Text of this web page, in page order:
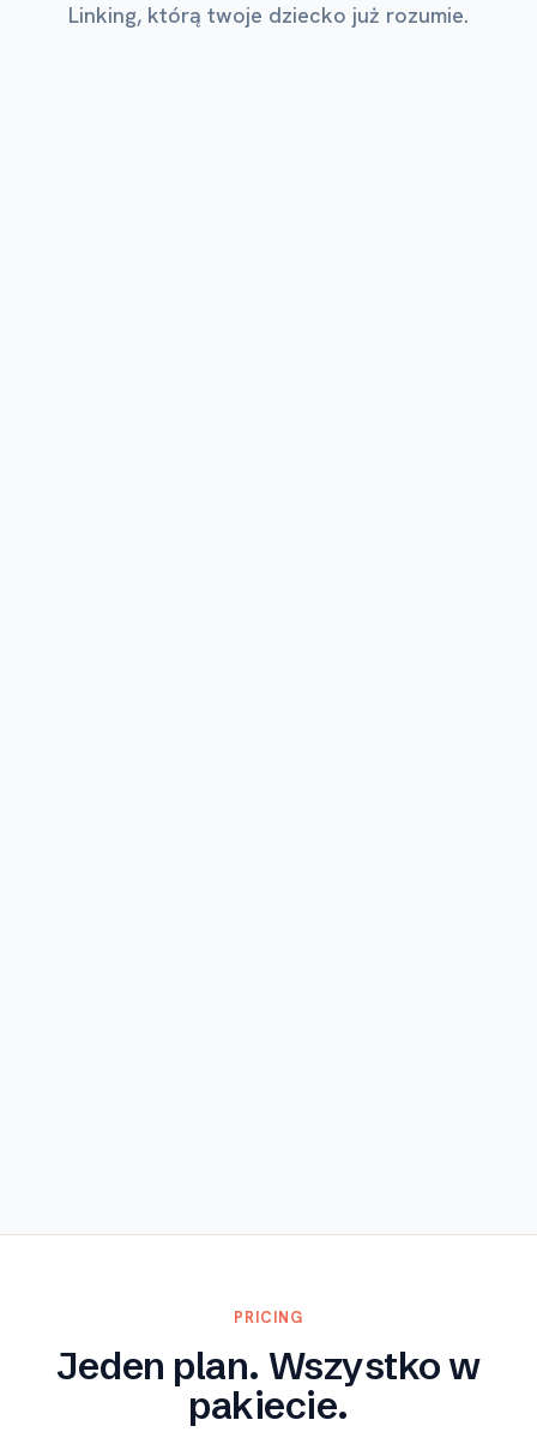
Linking, którą twoje dziecko już rozumie.
PRICING
Jeden plan. Wszystko w
pakiecie.